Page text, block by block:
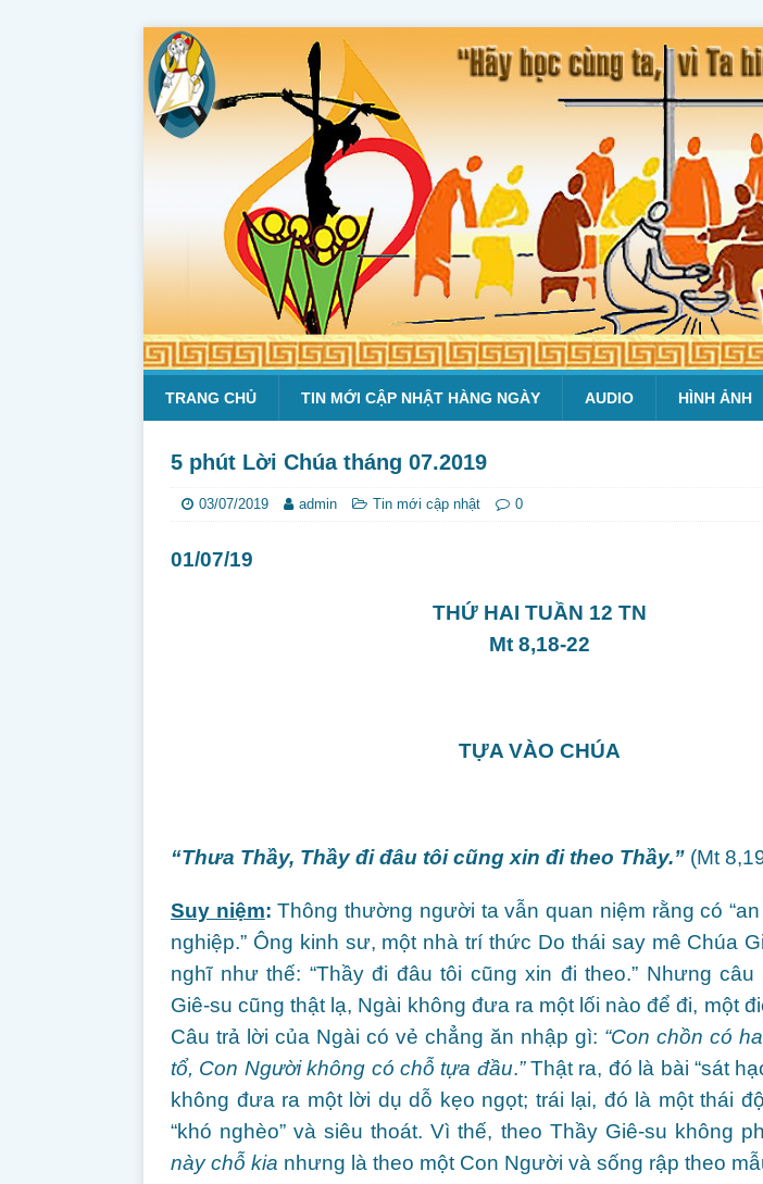
TRANG CHỦ TIN MỚI CẬP NHẬT HÀNG NGÀY AUDIO HÌNH ẢNH
5 phút Lời Chúa tháng 07.2019
03/07/2019 admin Tin mới cập nhật 0
01/07/19
THỨ HAI TUẦN 12 TN
Mt 8,18-22
TỰA VÀO CHÚA
“Thưa Thầy, Thầy đi đâu tôi cũng xin đi theo Thầy.” (Mt
Suy niệm: Thông thường người ta vẫn quan niệm rằng có “an
nghiệp.” Ông kinh sư, một nhà trí thức Do thái say mê Chúa
nghĩ như thế: “Thầy đi đâu tôi cũng xin đi theo.” Nhưng
Giê-su cũng thật lạ, Ngài không đưa ra một lối nào để đi, một
Câu trả lời của Ngài có vẻ chẳng ăn nhập gì: “Con chồn có
tổ, Con Người không có chỗ tựa đầu.”Thật ra, đó là bài “sát
không đưa ra một lời dụ dỗ kẹo ngọt; trái lại, đó là một thái
“khó nghèo” và siêu thoát. Vì thế, theo Thầy Giê-su không
này chỗ kia nhưng là theo một Con Người và sống rập theo